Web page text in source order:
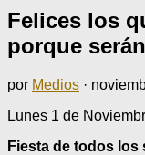
Felices los
porque
por Medios ·
Lunes 1 de
Fiesta de todos los